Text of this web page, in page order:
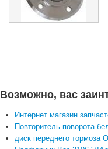
Возможно, вас
Интернет магазин
Повторитель поворота
диск переднего тормоза